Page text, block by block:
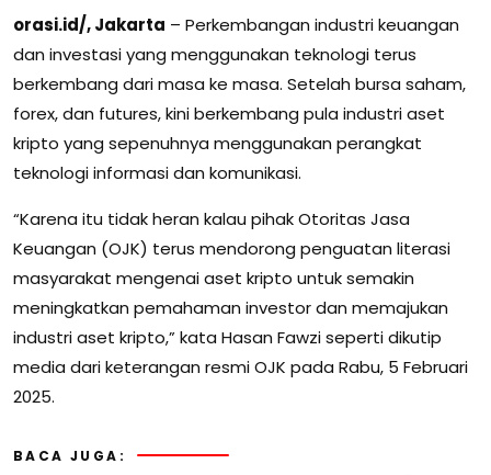
orasi.id/, Jakarta – Perkembangan industri keuangan
dan investasi yang menggunakan teknologi terus
berkembang dari masa ke masa. Setelah bursa saham,
forex, dan futures, kini berkembang pula industri aset
kripto yang sepenuhnya menggunakan perangkat
teknologi informasi dan komunikasi.
“Karena itu tidak heran kalau pihak Otoritas Jasa
Keuangan (OJK) terus mendorong penguatan literasi
masyarakat mengenai aset kripto untuk semakin
meningkatkan pemahaman investor dan memajukan
industri aset kripto,” kata Hasan Fawzi seperti dikutip
media dari keterangan resmi OJK pada Rabu, 5 Februari
2025.
BACA JUGA: